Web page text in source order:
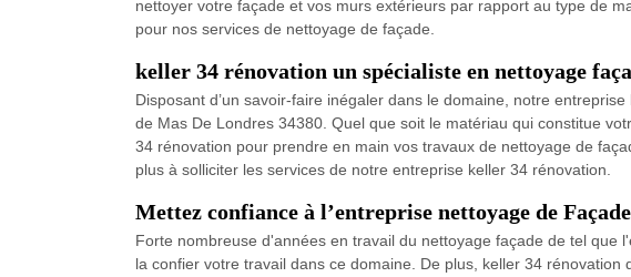
nettoyer votre façade et vos murs extérieurs par rapport au type de
pour nos services de nettoyage de façade.
keller 34 rénovation un spécialiste en nettoyage
Disposant d’un savoir-faire inégaler dans le domaine, notre
de Mas De Londres 34380. Quel que soit le matériau qui constitue
34 rénovation pour prendre en main vos travaux de nettoyage de
plus à solliciter les services de notre entreprise keller 34 rénovation.
Mettez confiance à l’entreprise nettoyage de
Forte nombreuse d'années en travail du nettoyage façade de tel
la confier votre travail dans ce domaine. De plus, keller 34